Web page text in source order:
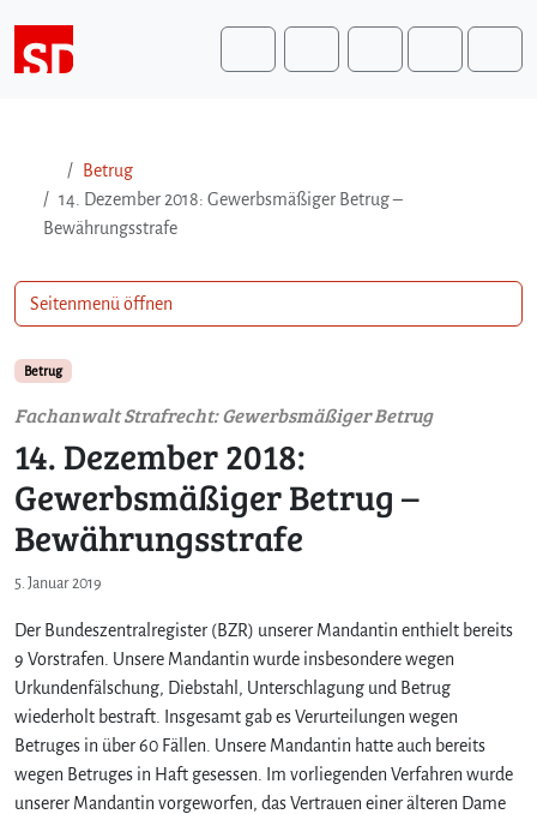
Search
Betrug
14. Dezember 2018: Gewerbsmäßiger Betrug –
Bewährungsstrafe
Betrug
Fachanwalt Strafrecht: Gewerbsmäßiger Betrug
14. Dezember 2018:
Gewerbsmäßiger Betrug –
Bewährungsstrafe
5. Januar 2019
Der Bundeszentralregister (BZR) unserer Mandantin enthielt bereits
9 Vorstrafen. Unsere Mandantin wurde insbesondere wegen
Urkundenfälschung, Diebstahl, Unterschlagung und Betrug
wiederholt bestraft. Insgesamt gab es Verurteilungen wegen
Betruges in über 60 Fällen. Unsere Mandantin hatte auch bereits
wegen Betruges in Haft gesessen. Im vorliegenden Verfahren wurde
unserer Mandantin vorgeworfen, das Vertrauen einer älteren Dame
Seitenmenü öffnen